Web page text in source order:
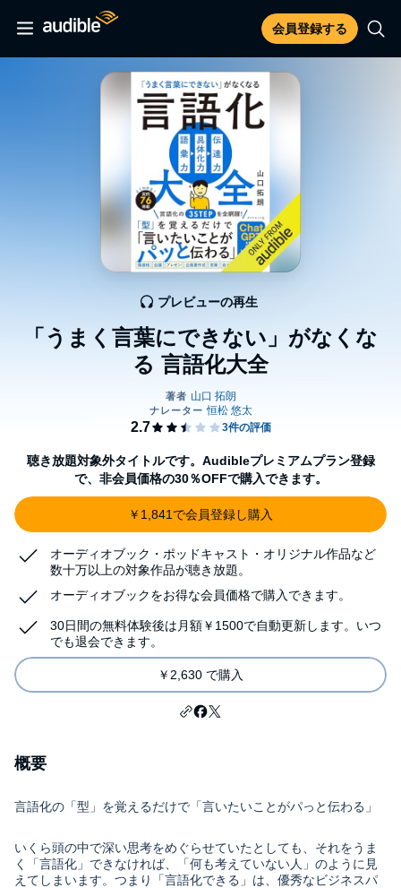
会員登録する
「うまく言葉にできない」がなくな
る 言語化大全
プレビューの再生
聴き放題対象外タイトルです。Audibleプレミアムプラン登録
で、非会員価格の30％OFFで購入できます。
￥1,841で会員登録し購入
オーディオブック・ポッドキャスト・オリジナル作品など
数十万以上の対象作品が聴き放題。
オーディオブックをお得な会員価格で購入できます。
30日間の無料体験後は月額￥1500で自動更新します。いつ
でも退会できます。
￥2,630 で購入
概要
言語化の「型」を覚えるだけで「言いたいことがパっと伝わる」
いくら頭の中で深い思考をめぐらせていたとしても、それをうま
く「言語化」できなければ、「何も考えていない人」のように見
えてしまいます。つまり「言語化できる」は、優秀なビジネスパ